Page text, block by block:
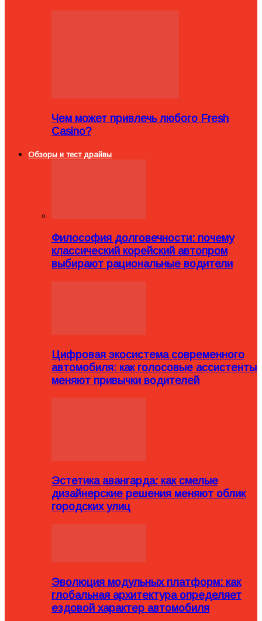
Чем может привлечь любого Fresh
Casino?
Обзоры и тест драйвы
Философия долговечности: почему
классический корейский автопром
выбирают рациональные водители
Цифровая экосистема современного
автомобиля: как голосовые ассистенты
меняют привычки водителей
Эстетика авангарда: как смелые
дизайнерские решения меняют облик
городских улиц
Эволюция модульных платформ: как
глобальная архитектура определяет
ездовой характер автомобиля